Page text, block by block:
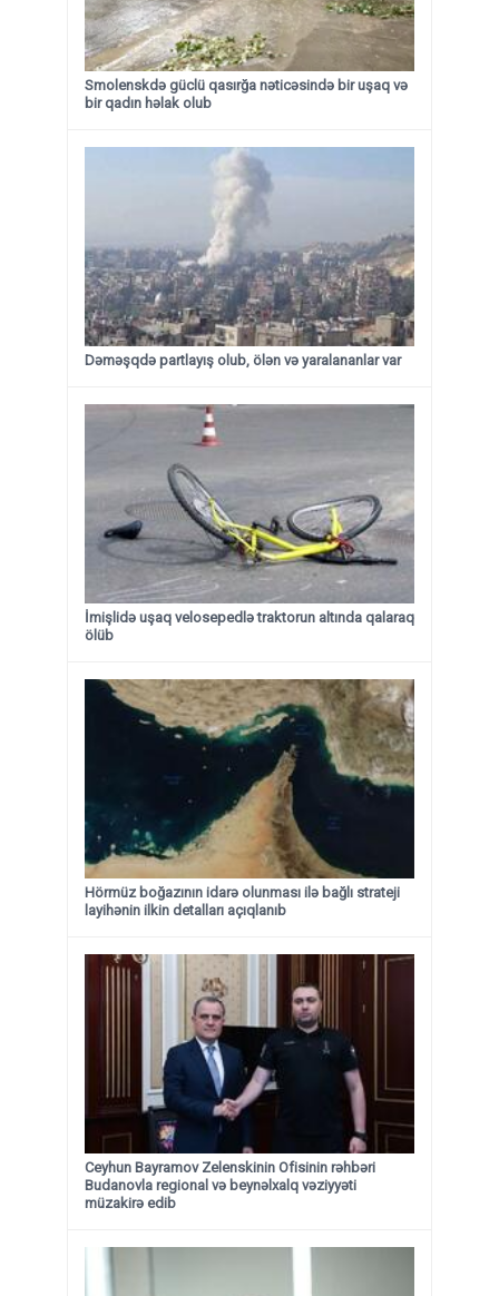
Smolenskdə güclü qasırğa nəticəsində bir uşaq və
bir qadın həlak olub
Dəməşqdə partlayış olub, ölən və yaralananlar var
İmişlidə uşaq velosepedlə traktorun altında qalaraq
ölüb
Hörmüz boğazının idarə olunması ilə bağlı strateji
layihənin ilkin detalları açıqlanıb
Ceyhun Bayramov Zelenskinin Ofisinin rəhbəri
Budanovla regional və beynəlxalq vəziyyəti
müzakirə edib